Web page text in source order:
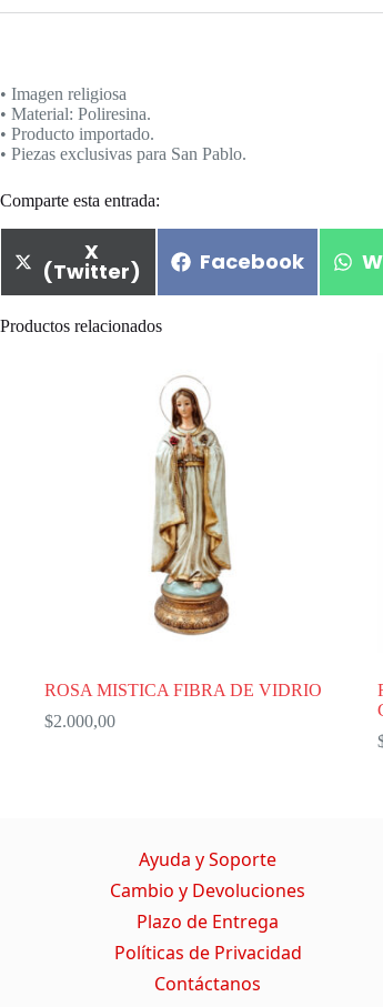
• Imagen religiosa
• Material: Poliresina.
• Producto importado.
• Piezas exclusivas para San Pablo.
Comparte esta entrada:
X
(Twitter) Facebook
Productos relacionados
ROSA MISTICA FIBRA DE VIDRIO
$2.000,00
Ayuda y Soporte
Cambio y Devoluciones
Plazo de Entrega
Políticas de Privacidad
Contáctanos